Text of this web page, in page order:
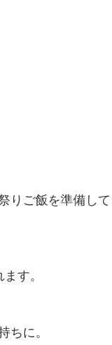
りご飯を準備し
す。
に。